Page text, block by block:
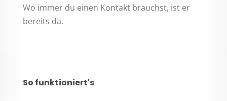
Wo immer du einen Kontakt brauchst, ist er
bereits da.
So funktioniert's